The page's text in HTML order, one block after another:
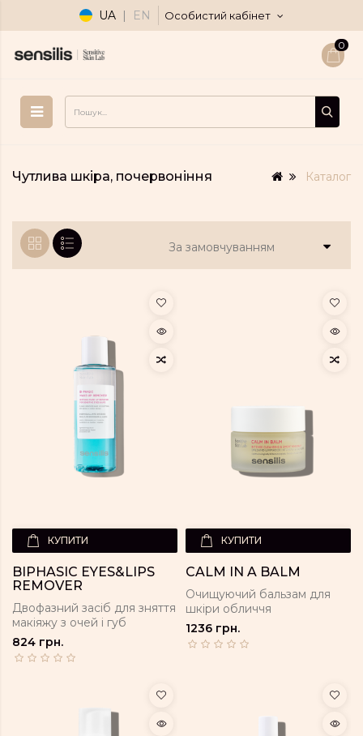
UA EN Особистий кабінет
0
Чутлива шкіра, почервоніння Каталог
КУПИТИ
BIPHASIC EYES&LIPS
REMOVER
Двофазний засіб для зняття
макіяжу з очей і губ
824 грн.
КУПИТИ
CALM IN A BALM
Очищуючий бальзам для
шкіри обличчя
1236 грн.